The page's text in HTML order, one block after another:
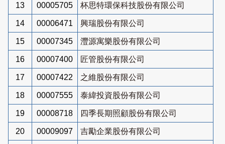
13 00005705 杯思特環保科技股份有限公司
14 00006471 興瑞股份有限公司
15 00007345 灃源寓樂股份有限公司
16 00007400 匠管股份有限公司
17 00007422 之維股份有限公司
18 00007555 泰緯投資股份有限公司
19 00008718 四季長期照顧股份有限公司
20 00009097 吉勵企業股份有限公司